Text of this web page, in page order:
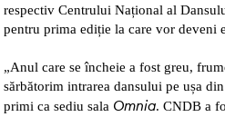
respectiv Centrului Național al
pentru prima ediție la care vor deveni
„Anul care se încheie a fost greu,
sărbătorim intrarea dansului pe ușa
primi ca sediu sala Omnia. CNDB a